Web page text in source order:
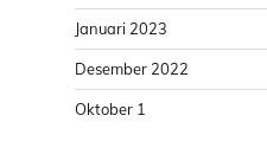
Januari 2023
Desember 2022
Oktober 1